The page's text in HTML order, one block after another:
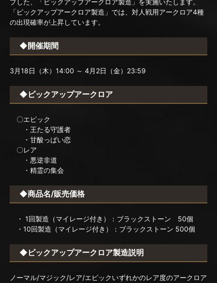
プした、「ピックアップアークロア製造」を実施いたします。
「ピックアップアークロア製造」では、対人戦用アークロア4種
の出現確率が上昇しています。
◆開催期間
3月18日（木）14:00 ～ 4月2日（金）23:59
◆ピックアップアークロア
〇エピック
・王たる守護者
・甘酸っぱい恋
〇レア
・悪逆非道
・精霊の集会
◆商品名/販売価格
・ 1回製造（マイレージ付き）：ブラックストーン 50個
・10回製造（マイレージ付き）：ブラックストーン 500個
◆ピックアップアークロア製造説明
ノーマル/マジック/レア/エピックいずれかのレア度のアークロア